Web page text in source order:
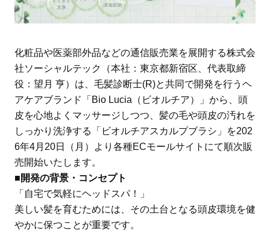
化粧品や医薬部外品などの通信販売業を展開する株式会
社ソーシャルテック（本社：東京都新宿区、代表取締
役：望月 亨）は、毛髪診断士(R)と共同で開発を行うヘ
アケアブランド「Bio Lucia（ビオルチア）」から、頭
皮を心地よくマッサージしつつ、髪の毛や頭皮の汚れを
しっかり洗浄する「ビオルチアスカルプブラシ」を202
6年4月20日（月）より各種ECモールサイトにて順次販
売開始いたします。
■開発の背景・コンセプト
「自宅で気軽にヘッドスパ！」
美しい髪を育むためには、その土台となる頭皮環境を健
やかに保つことが重要です。